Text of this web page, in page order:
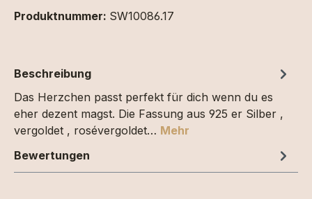
Produktnummer: SW10086.17
Beschreibung
Das Herzchen passt perfekt für dich wenn du es
eher dezent magst. Die Fassung aus 925 er Silber ,
vergoldet , rosévergoldet… Mehr
Bewertungen